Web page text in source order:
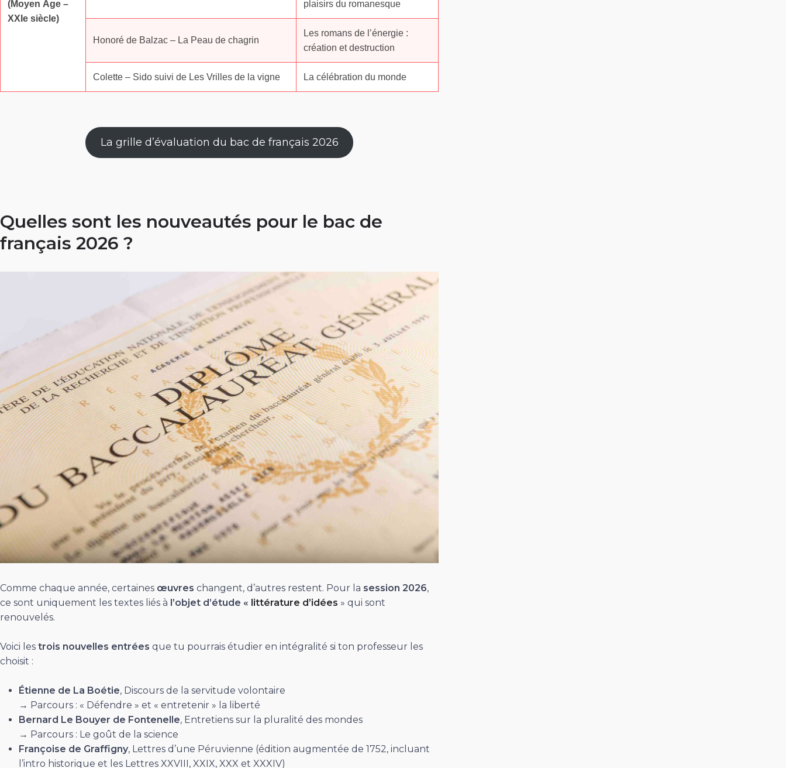
(Moyen Âge –
XXIe siècle)
plaisirs du romanesque
Honoré de Balzac – La Peau de chagrin
Les romans de l’énergie :
création et destruction
Colette – Sido suivi de Les Vrilles de la vigne La célébration du monde
La grille d’évaluation du bac de français 2026
Quelles sont les nouveautés pour le bac de
français 2026 ?
Comme chaque année, certaines œuvres changent, d’autres restent. Pour la session 2026,
ce sont uniquement les textes liés à l’objet d’étude « littérature d’idées » qui sont
renouvelés.
Voici les trois nouvelles entrées que tu pourrais étudier en intégralité si ton professeur les
choisit :
Étienne de La Boétie, Discours de la servitude volontaire
→ Parcours : « Défendre » et « entretenir » la liberté
Bernard Le Bouyer de Fontenelle, Entretiens sur la pluralité des mondes
→ Parcours : Le goût de la science
Françoise de Graffigny, Lettres d’une Péruvienne (édition augmentée de 1752, incluant
l’intro historique et les Lettres XXVIII, XXIX, XXX et XXXIV)